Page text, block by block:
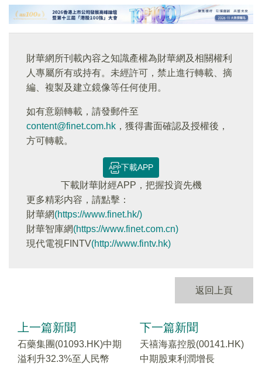
財華網所刊載內容之知識產權為財華網及相關權利
人專屬所有或持有。未經許可，禁止進行轉載、摘
編、複製及建立鏡像等任何使用。
如有意願轉載，請發郵件至
content@finet.com.hk ，獲得書面確認及授權後，
方可轉載。
下載APP
下載財華財經APP，把握投資先機
更多精彩内容，請點擊：
財華網(https://www.finet.hk/)
財華智庫網(https://www.finet.com.cn)
現代電視FINTV(http://www.fintv.hk)
返回上頁
上一篇新聞
石藥集團(01093.HK)中期
溢利升32.3%至人民幣
下一篇新聞
天禧海嘉控股(00141.HK)
中期股東利潤增長